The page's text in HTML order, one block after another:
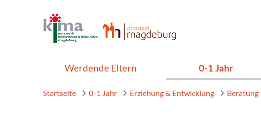
Werdende Eltern 0-1 Jahr
Startseite 0-1 Jahr Erziehung & Entwicklung Beratung